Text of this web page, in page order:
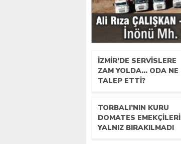
İZMIR’DE SERVISLERE
ZAM YOLDA… ODA NE
TALEP ETTI?
TORBALI’NIN KURU
DOMATES EMEKÇILERI
YALNIZ BIRAKILMADI